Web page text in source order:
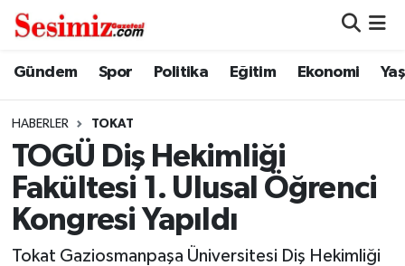
Gündem Spor Politika Eğitim Ekonomi
HABERLER TOKAT
TOGÜ Diş Hekimliği
Fakültesi 1. Ulusal Öğrenci
Kongresi Yapıldı
Tokat Gaziosmanpaşa Üniversitesi Diş Hekimliği
Dünya
Ekonomi
Gündem
Nöbetçi Eczaneler
Namaz Vakitleri
Trafik Durumu
Süper Lig Puan Durumu ve Fikstür